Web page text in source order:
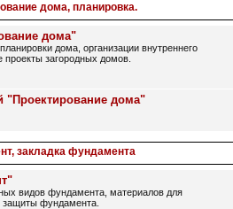
дома, планировка.
дома"
дома, организации внутреннего
проекты загородных домов.
"Проектирование дома"
закладка фундамента
видов фундамента, материалов для
фундамента.